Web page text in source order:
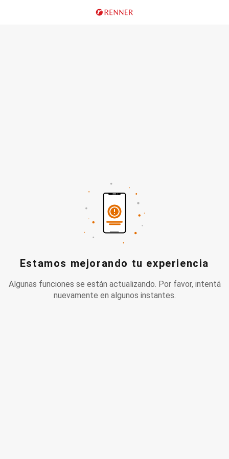
Estamos mejorando tu experiencia
Algunas funciones se están actualizando. Por favor, intentá
nuevamente en algunos instantes.